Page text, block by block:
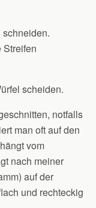
Streifen
scheiden.
notfalls
man oft auf den
vom
nach meiner
auf der
und rechteckig